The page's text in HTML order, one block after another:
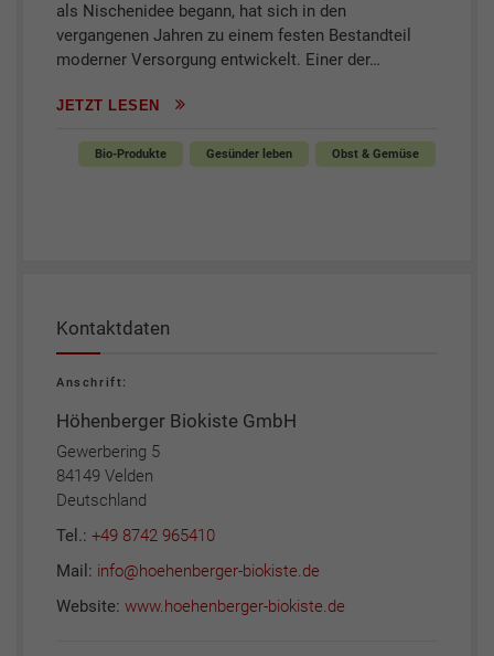
als Nischenidee begann, hat sich in den
vergangenen Jahren zu einem festen Bestandteil
moderner Versorgung entwickelt. Einer der…
JETZT LESEN
Bio-Produkte Gesünder leben Obst & Gemüse
Kontaktdaten
Anschrift:
Höhenberger Biokiste GmbH
Gewerbering 5
84149 Velden
Deutschland
Tel.: +49 8742 965410
Mail: info@hoehenberger-biokiste.de
Website: www.hoehenberger-biokiste.de